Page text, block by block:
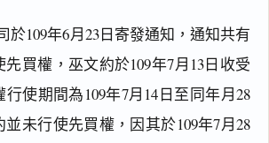
於109年6月23日寄發通知，通知共有
買權，巫文約於109年7月13日收受
使期間為109年7月14日至同年月28
並未行使先買權，因其於109年7月28